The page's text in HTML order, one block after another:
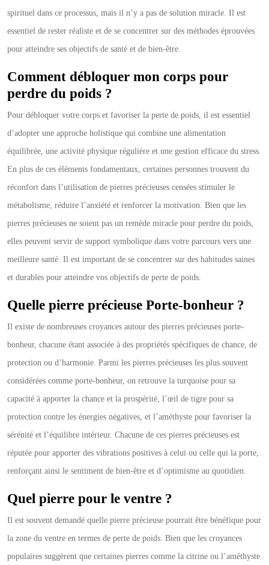
spirituel dans ce processus, mais il n’y a pas de solution miracle. Il est
essentiel de rester réaliste et de se concentrer sur des méthodes éprouvées
pour atteindre ses objectifs de santé et de bien-être.
Comment débloquer mon corps pour
perdre du poids ?
Pour débloquer votre corps et favoriser la perte de poids, il est essentiel
d’adopter une approche holistique qui combine une alimentation
équilibrée, une activité physique régulière et une gestion efficace du stress.
En plus de ces éléments fondamentaux, certaines personnes trouvent du
réconfort dans l’utilisation de pierres précieuses censées stimuler le
métabolisme, réduire l’anxiété et renforcer la motivation. Bien que les
pierres précieuses ne soient pas un remède miracle pour perdre du poids,
elles peuvent servir de support symbolique dans votre parcours vers une
meilleure santé. Il est important de se concentrer sur des habitudes saines
et durables pour atteindre vos objectifs de perte de poids.
Quelle pierre précieuse Porte-bonheur ?
Il existe de nombreuses croyances autour des pierres précieuses porte-
bonheur, chacune étant associée à des propriétés spécifiques de chance, de
protection ou d’harmonie. Parmi les pierres précieuses les plus souvent
considérées comme porte-bonheur, on retrouve la turquoise pour sa
capacité à apporter la chance et la prospérité, l’œil de tigre pour sa
protection contre les énergies négatives, et l’améthyste pour favoriser la
sérénité et l’équilibre intérieur. Chacune de ces pierres précieuses est
réputée pour apporter des vibrations positives à celui ou celle qui la porte,
renforçant ainsi le sentiment de bien-être et d’optimisme au quotidien.
Quel pierre pour le ventre ?
Il est souvent demandé quelle pierre précieuse pourrait être bénéfique pour
la zone du ventre en termes de perte de poids. Bien que les croyances
populaires suggèrent que certaines pierres comme la citrine ou l’améthyste